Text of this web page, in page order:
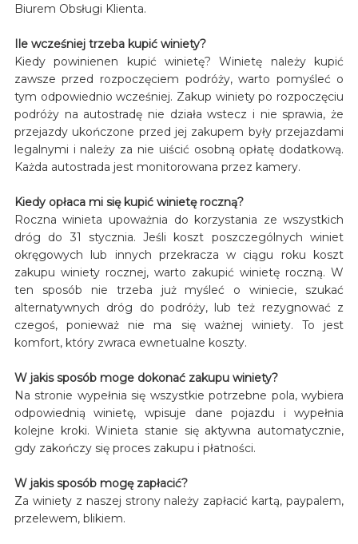
Biurem Obsługi Klienta.
Ile wcześniej trzeba kupić winiety?
Kiedy powinienen kupić winietę? Winietę należy kupić
zawsze przed rozpoczęciem podróży, warto pomyśleć o
tym odpowiednio wcześniej. Zakup winiety po rozpoczęciu
podróży na autostradę nie działa wstecz i nie sprawia, że
przejazdy ukończone przed jej zakupem były przejazdami
legalnymi i należy za nie uiścić osobną opłatę dodatkową.
Każda autostrada jest monitorowana przez kamery.
Kiedy opłaca mi się kupić winietę roczną?
Roczna winieta upoważnia do korzystania ze wszystkich
dróg do 31 stycznia. Jeśli koszt poszczególnych winiet
okręgowych lub innych przekracza w ciągu roku koszt
zakupu winiety rocznej, warto zakupić winietę roczną. W
ten sposób nie trzeba już myśleć o winiecie, szukać
alternatywnych dróg do podróży, lub też rezygnować z
czegoś, ponieważ nie ma się ważnej winiety. To jest
komfort, który zwraca ewnetualne koszty.
W jakis sposób moge dokonać zakupu winiety?
Na stronie wypełnia się wszystkie potrzebne pola, wybiera
odpowiednią winietę, wpisuje dane pojazdu i wypełnia
kolejne kroki. Winieta stanie się aktywna automatycznie,
gdy zakończy się proces zakupu i płatności.
W jakis sposób mogę zapłacić?
Za winiety z naszej strony należy zapłacić kartą, paypalem,
przelewem, blikiem.